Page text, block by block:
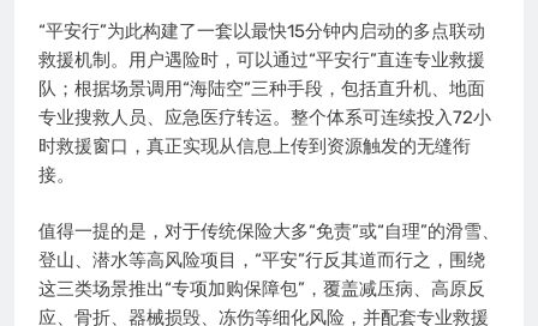
“平安行”为此构建了一套以最快15分钟内启动的多点联动
救援机制。用户遇险时，可以通过“平安行”直连专业救援
队；根据场景调用“海陆空”三种手段，包括直升机、地面
专业搜救人员、应急医疗转运。整个体系可连续投入72小
时救援窗口，真正实现从信息上传到资源触发的无缝衔
接。
值得一提的是，对于传统保险大多“免责”或“自理”的滑雪、
登山、潜水等高风险项目，“平安”行反其道而行之，围绕
这三类场景推出“专项加购保障包”，覆盖减压病、高原反
应、骨折、器械损毁、冻伤等细化风险，并配套专业救援